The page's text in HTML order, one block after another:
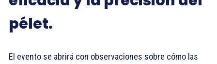
pélet.
El evento se abrirá con observaciones sobre cómo las